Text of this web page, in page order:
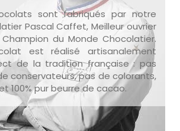
sont fabriqués par notre
Pascal Caffet, Meilleur ouvrier
du Monde Chocolatier.
est réalisé artisanalement
de la tradition française : pas
conservateurs, pas de colorants,
100% pur beurre de cacao.